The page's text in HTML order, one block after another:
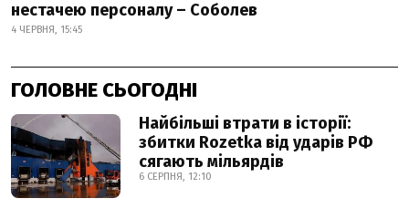
нестачею персоналу – Соболев
4 ЧЕРВНЯ, 15:45
ГОЛОВНЕ СЬОГОДНІ
Найбільші втрати в історії:
збитки Rozetka від ударів РФ
сягають мільярдів
6 СЕРПНЯ, 12:10